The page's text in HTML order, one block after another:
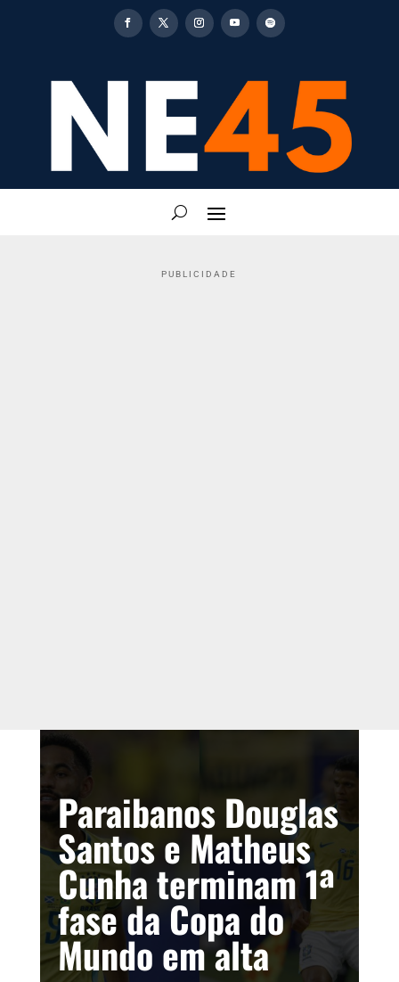
PUBLICIDADE
Paraibanos Douglas
Santos e Matheus
Cunha terminam 1ª
fase da Copa do
Mundo em alta